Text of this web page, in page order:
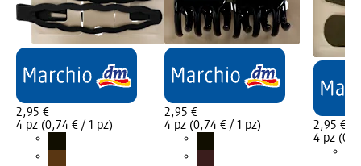
2,95 €
4 pz (0,74 € / 1 pz)
2,95 €
4 pz (0,74 € / 1 pz)
2,95 €
4 pz